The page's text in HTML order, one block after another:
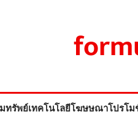
ทรัพย์เทคโนโลยีโฆษษณาโปรโม